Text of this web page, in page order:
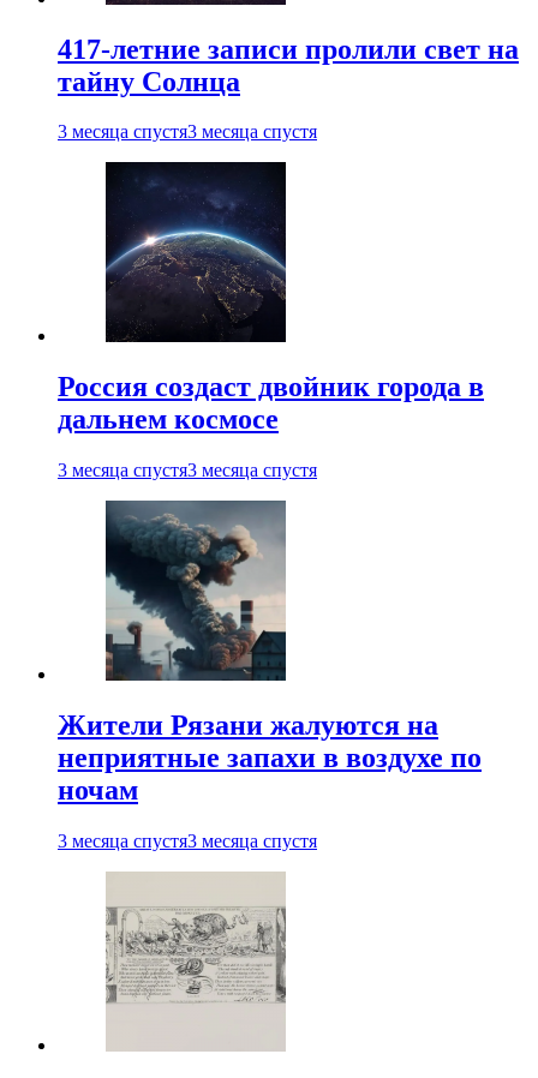
417-летние записи пролили свет на
тайну Солнца
3 месяца спустя3 месяца спустя
Россия создаст двойник города в
дальнем космосе
3 месяца спустя3 месяца спустя
Жители Рязани жалуются на
неприятные запахи в воздухе по
ночам
3 месяца спустя3 месяца спустя